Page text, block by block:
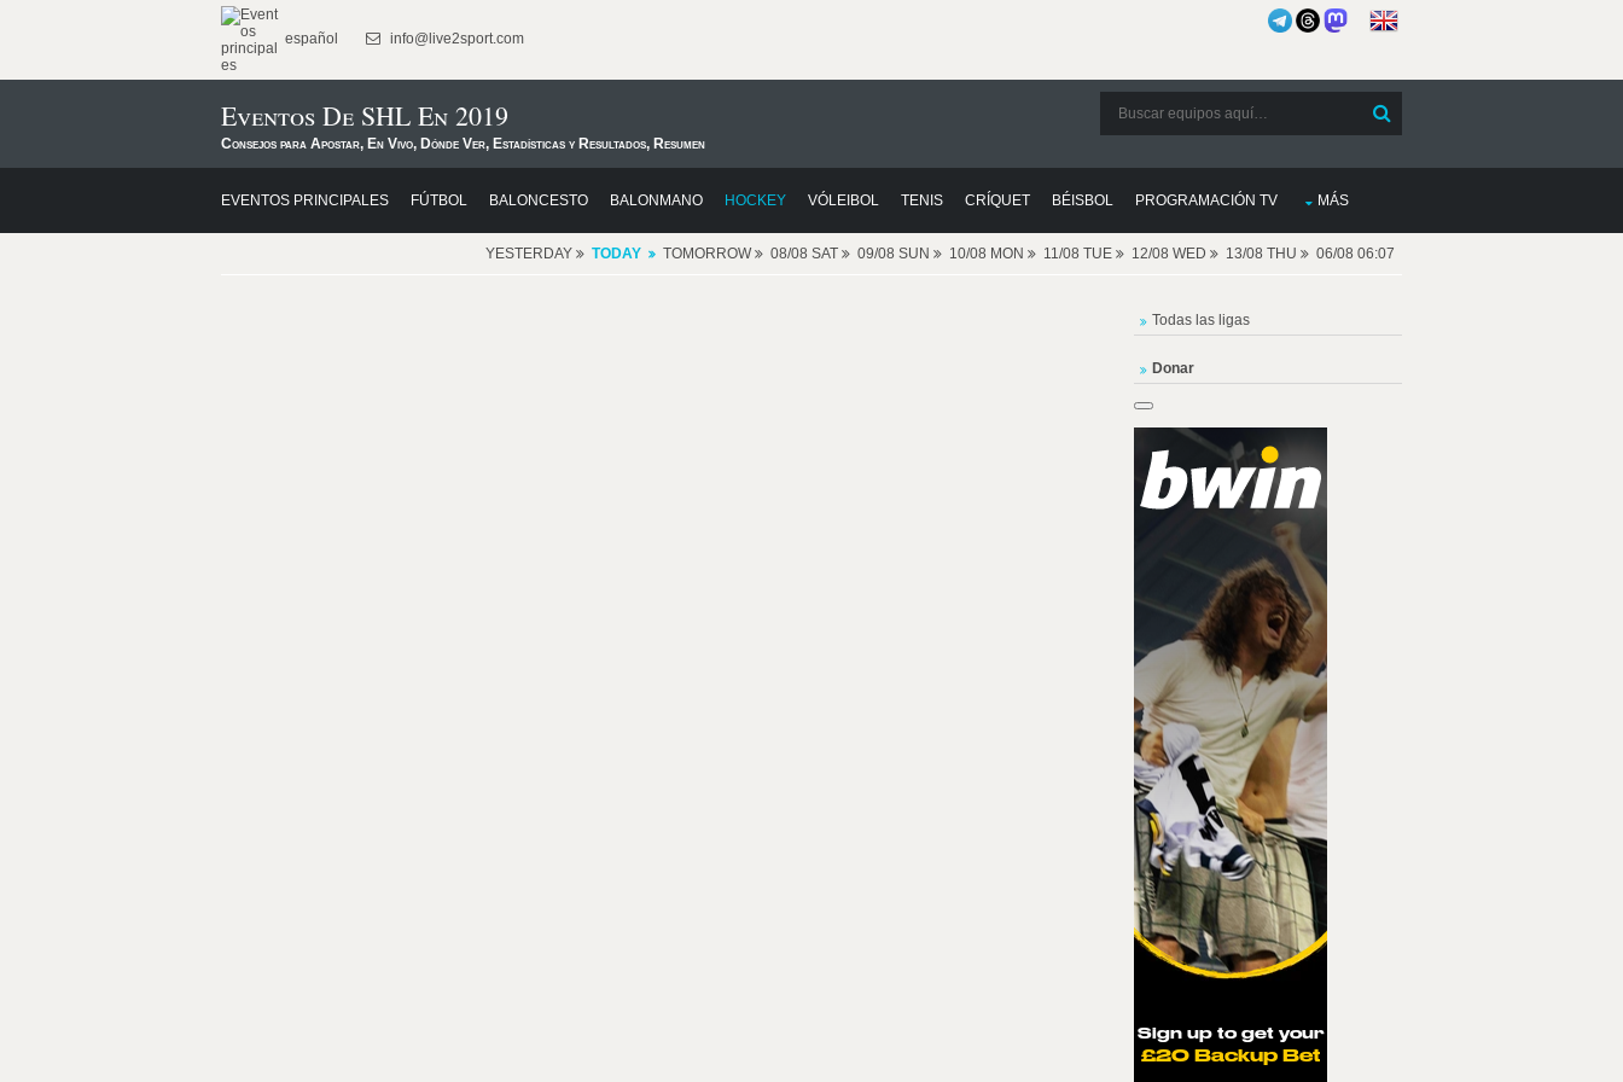
español info@live2sport.com
Eventos De SHL En 2019
Consejos para Apostar, En Vivo, Dónde Ver, Estadísticas y Resultados, Resumen
EVENTOS PRINCIPALES FÚTBOL BALONCESTO BALONMANO HOCKEY VÓLEIBOL TENIS CRÍQUET BÉISBOL PROGRAMACIÓN TV MÁS
YESTERDAY TODAY TOMORROW 08/08 SAT 09/08 SUN 10/08 MON 11/08 TUE 12/08 WED 13/08 THU 06/08 06:07
Todas las ligas
Donar